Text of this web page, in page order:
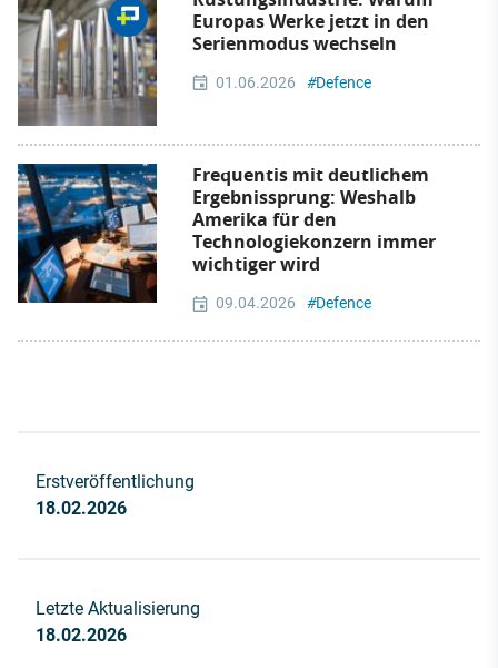
Europas Werke jetzt in den
Serienmodus wechseln
01.06.2026 #Defence
Frequentis mit deutlichem
Ergebnissprung: Weshalb
Amerika für den
Technologiekonzern immer
wichtiger wird
09.04.2026 #Defence
Erstveröffentlichung
18.02.2026
Letzte Aktualisierung
18.02.2026